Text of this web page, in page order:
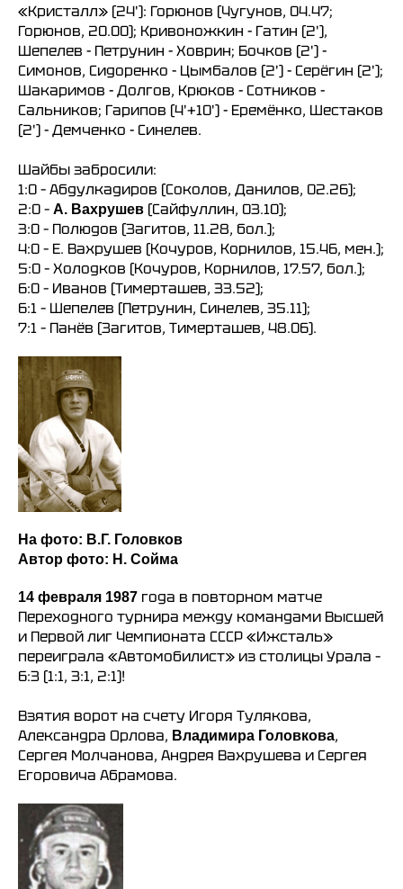
«Кристалл» (24'): Горюнов (Чугунов, 04.47;
Горюнов, 20.00); Кривоножкин - Гатин (2'),
Шепелев - Петрунин - Ховрин; Бочков (2') -
Симонов, Сидоренко - Цымбалов (2') - Серёгин (2');
Шакаримов - Долгов, Крюков - Сотников -
Сальников; Гарипов (4'+10') - Еремёнко, Шестаков
(2') - Демченко - Синелев.
Шайбы забросили:
1:0 – Абдулкадиров (Соколов, Данилов, 02.26);
2:0 – А. Вахрушев (Сайфуллин, 03.10);
3:0 – Полюдов (Загитов, 11.28, бол.);
4:0 – Е. Вахрушев (Кочуров, Корнилов, 15.46, мен.);
5:0 – Холодков (Кочуров, Корнилов, 17.57, бол.);
6:0 – Иванов (Тимерташев, 33.52);
6:1 – Шепелев (Петрунин, Синелев, 35.11);
7:1 – Панёв (Загитов, Тимерташев, 48.06).
На фото: В.Г. Головков
Автор фото: Н. Сойма
14 февраля 1987 года в повторном матче
Переходного турнира между командами Высшей
и Первой лиг Чемпионата СССР «Ижсталь»
переиграла «Автомобилист» из столицы Урала –
6:3 (1:1, 3:1, 2:1)!
Взятия ворот на счету Игоря Тулякова,
Александра Орлова, Владимира Головкова,
Сергея Молчанова, Андрея Вахрушева и Сергея
Егоровича Абрамова.